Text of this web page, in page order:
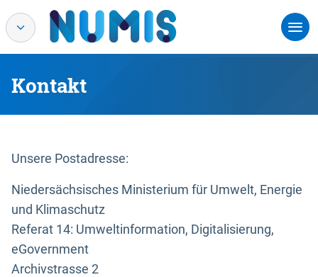
Kontakt
Unsere Postadresse:
Niedersächsisches Ministerium für Umwelt, Energie
und Klimaschutz
Referat 14: Umweltinformation, Digitalisierung,
eGovernment
Archivstrasse 2